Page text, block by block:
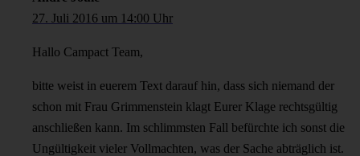
27. Juli 2016 um 14:00 Uhr
Hallo Campact Team,
bitte weist in euerem Text darauf hin, dass sich niemand der
schon mit Frau Grimmenstein klagt Eurer Klage rechtsgültig
anschließen kann. Im schlimmsten Fall befürchte ich sonst die
Ungültigkeit vieler Vollmachten, was der Sache abträglich ist.